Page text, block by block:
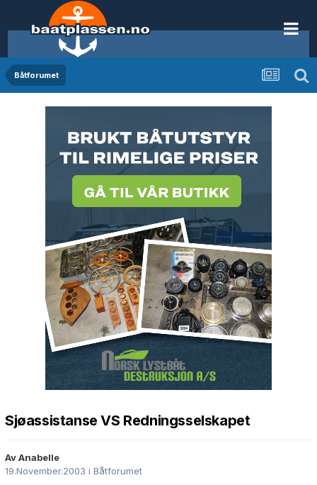
Båtforumet
Sjøassistanse VS Redningsselskapet
Av Anabelle
19.November.2003 i Båtforumet